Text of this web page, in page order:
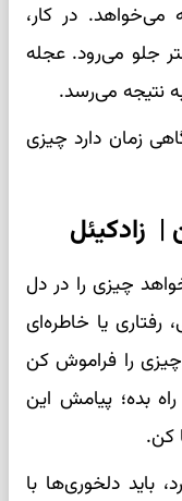
در کار،
جلو می‌رود. عجله
نتیجه می‌رسد.
زمان دارد چیزی
| زادکیئل
چیزی را در دل
یا خاطره‌ای
را فراموش کن
بده؛ پیامش این
کن.
باید دلخوری‌ها با